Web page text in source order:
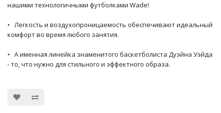
нашими технологичными футболками Wade!
• Легкость и воздухопроницаемость обеспечивают идеальный
комфорт во время любого занятия.
• А именная линейка знаменитого баскетболиста Дуэйна Уэйда
- то, что нужно для стильного и эффектного образа.